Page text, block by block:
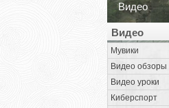
Видео
Видео
Мувики
Видео обзоры
Видео уроки
Киберспорт